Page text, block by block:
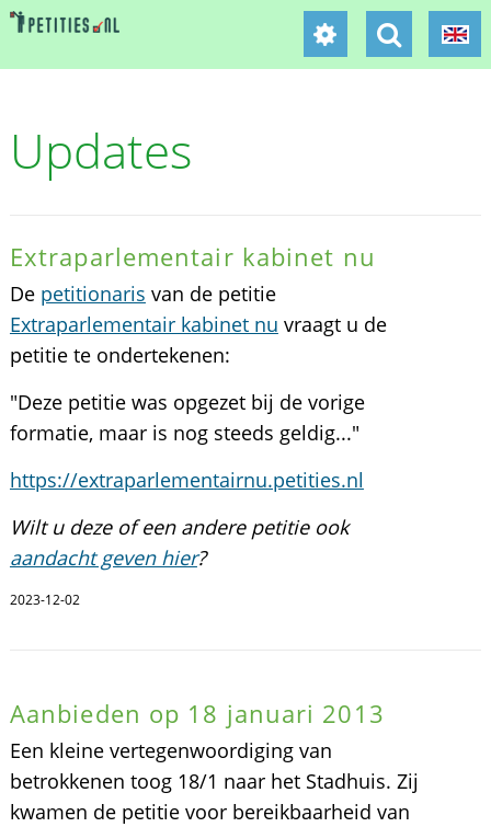
Updates
Extraparlementair kabinet nu
De petitionaris van de petitie
Extraparlementair kabinet nu vraagt u de
petitie te ondertekenen:
"Deze petitie was opgezet bij de vorige
formatie, maar is nog steeds geldig..."
https://extraparlementairnu.petities.nl
Wilt u deze of een andere petitie ook
aandacht geven hier?
2023-12-02
Aanbieden op 18 januari 2013
Een kleine vertegenwoordiging van
betrokkenen toog 18/1 naar het Stadhuis. Zij
kwamen de petitie voor bereikbaarheid van